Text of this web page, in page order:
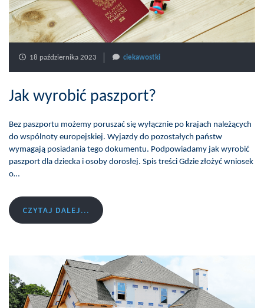
18 października 2023 ciekawostki
Jak wyrobić paszport?
Bez paszportu możemy poruszać się wyłącznie po krajach należących
do wspólnoty europejskiej. Wyjazdy do pozostałych państw
wymagają posiadania tego dokumentu. Podpowiadamy jak wyrobić
paszport dla dziecka i osoby dorosłej. Spis treści Gdzie złożyć wniosek
o…
CZYTAJ DALEJ...